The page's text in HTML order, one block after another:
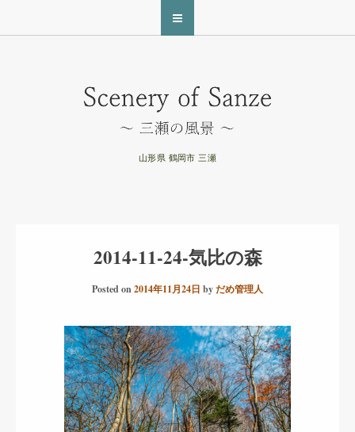
山形県 鶴岡市 三瀬
2014-11-24-気比の森
Posted on2014年11月24日 byだめ管理人